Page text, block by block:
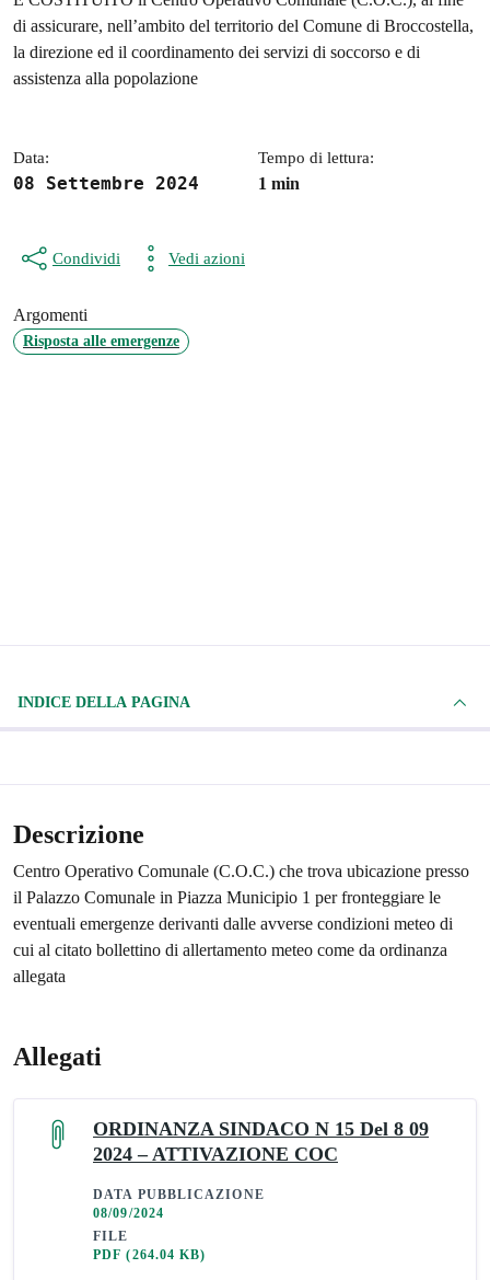
di assicurare, nell’ambito del territorio del Comune di Broccostella,
la direzione ed il coordinamento dei servizi di soccorso e di
assistenza alla popolazione
Data:
08 Settembre 2024
Tempo di lettura:
1 min
Condividi Vedi azioni
Argomenti
Risposta alle emergenze
INDICE DELLA PAGINA
Descrizione
Centro Operativo Comunale (C.O.C.) che trova ubicazione presso
il Palazzo Comunale in Piazza Municipio 1 per fronteggiare le
eventuali emergenze derivanti dalle avverse condizioni meteo di
cui al citato bollettino di allertamento meteo come da ordinanza
allegata
Allegati
ORDINANZA SINDACO N 15 Del 8 09
2024 – ATTIVAZIONE COC
DATA PUBBLICAZIONE
08/09/2024
FILE
PDF(264.04 KB)